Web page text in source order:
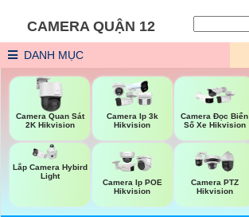
CAMERA QUẬN 12
DANH MỤC
Camera Quan Sát
2K Hikvision
Camera Ip 3k
Hikvision
Camera Đọc Biển
Số Xe Hikvision
Lắp Camera Hybird
Light
Camera Ip POE
Hikvision
Camera PTZ
Hikvision